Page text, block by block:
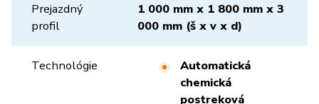
Prejazdný
profil
1 000 mm x 1 800 mm x 3
000 mm (š x v x d)
Technológie
Automatická
chemická
postreková